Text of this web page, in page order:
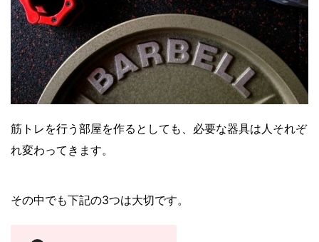
筋トレを行う部屋を作るとしても、必要な器具は人それぞ
れ変わってきます。
その中でも下記の3つは大切です。